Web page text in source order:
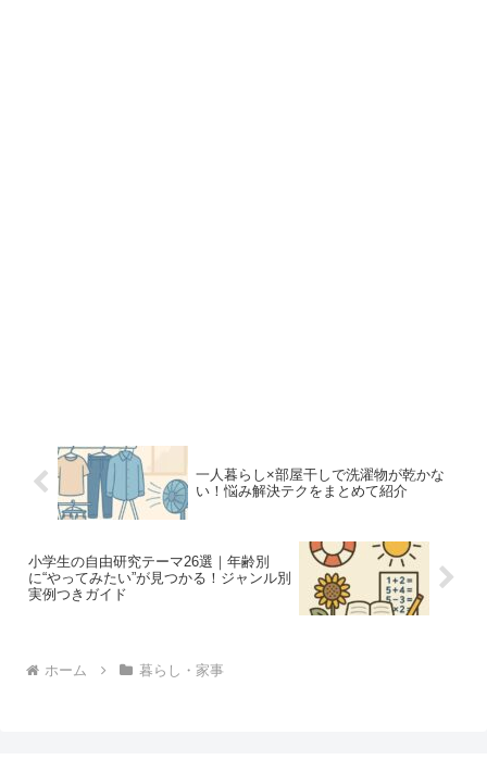
一人暮らし×部屋干しで洗濯物が乾かな
い！悩み解決テクをまとめて紹介
小学生の自由研究テーマ26選｜年齢別
に“やってみたい”が見つかる！ジャンル別
実例つきガイド
ホーム 暮らし・家事